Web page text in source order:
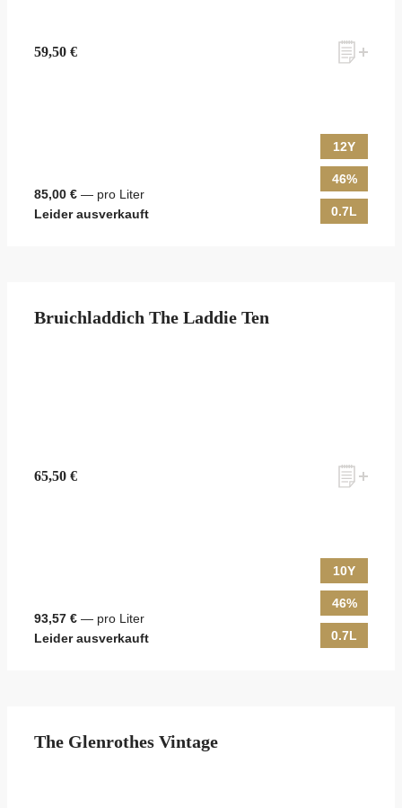
59,50 €
85,00 € — pro Liter
Leider ausverkauft
12Y
46%
0.7L
Bruichladdich The Laddie Ten
65,50 €
93,57 € — pro Liter
Leider ausverkauft
10Y
46%
0.7L
The Glenrothes Vintage